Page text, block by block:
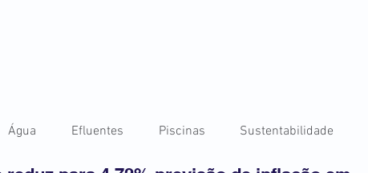
Água Efluentes Piscinas Sustentabilidade